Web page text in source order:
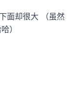
面却很大 （虽然
）